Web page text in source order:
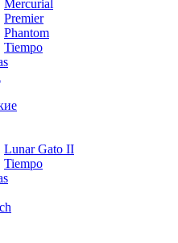
Mercurial
Premier
Phantom
Tiempo
Lunar Gato II
Tiempo